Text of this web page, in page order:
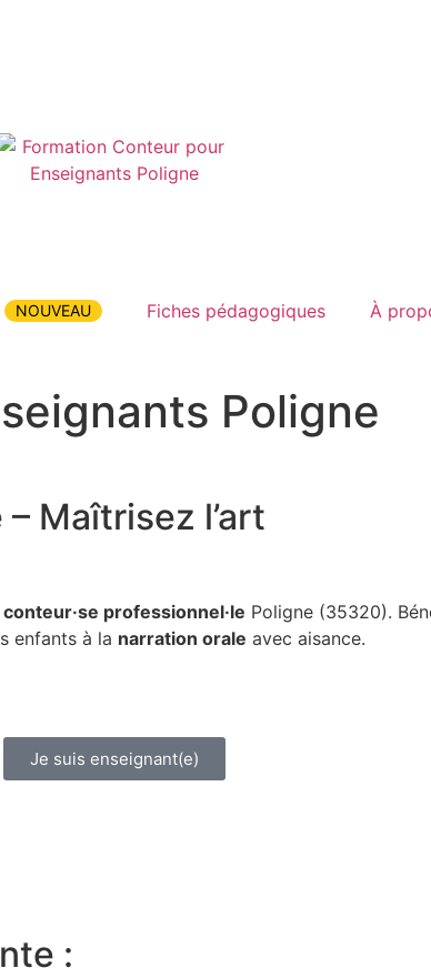
NOUVEAU Fiches pédagogiques À
Poligne
Maîtrisez l’art
conteur·se professionnel·le Poligne (35320).
enfants à la narration orale avec aisance.
Je suis enseignant(e)
: